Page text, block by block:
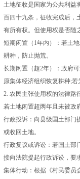
土地征收是国家为公共利益
百四十九条，征收完成后，
有所有权。但使用权是否随
短期闲置（1年内）：若土
耕种，防止抛荒。
长期闲置（超2年）：政府
原集体经济组织恢复耕种;若
2. 农民主张使用权的法律路
若土地闲置超两年且未被政
行政投诉：向县级国土部门
或收回土地。
行政复议或诉讼：若国土部
接向法院提起行政诉讼，要
集体行动：根据《村民委员